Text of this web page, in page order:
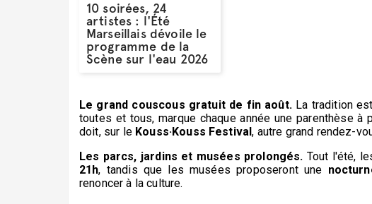
10 soirées, 24
artistes : l'Été
Marseillais dévoile le
programme de la
Scène sur l'eau 2026
Le grand couscous gratuit de fin août.La tradition
toutes et tous, marque chaque année une parenthèse
doit, sur le Kouss·Kouss Festival, autre grand rendez-
Les parcs, jardins et musées prolongés. Tout l'été,
21h, tandis que les musées proposeront une
renoncer à la culture.